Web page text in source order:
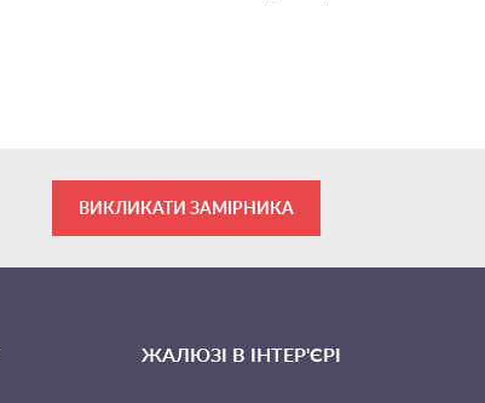
ВИКЛИКАТИ ЗАМІРНИКА
ЖАЛЮЗІ В ІНТЕР'ЄРІ